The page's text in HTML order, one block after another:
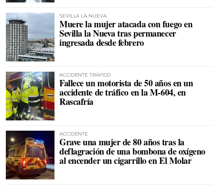
SEVILLA LA NUEVA
Muere la mujer atacada con fuego en
Sevilla la Nueva tras permanecer
ingresada desde febrero
ACCIDENTE TRÁFICO
Fallece un motorista de 50 años en un
accidente de tráfico en la M-604, en
Rascafría
ACCIDENTE
Grave una mujer de 80 años tras la
deflagración de una bombona de oxígeno
al encender un cigarrillo en El Molar